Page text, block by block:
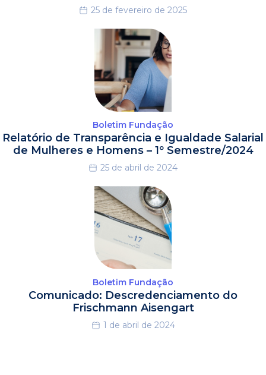
25 de fevereiro de 2025
Boletim Fundação
Relatório de Transparência e Igualdade Salarial
de Mulheres e Homens – 1º Semestre/2024
25 de abril de 2024
Boletim Fundação
Comunicado: Descredenciamento do
Frischmann Aisengart
1 de abril de 2024